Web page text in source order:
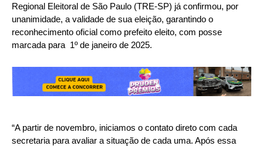
Regional Eleitoral de São Paulo (TRE-SP) já confirmou, por
unanimidade, a validade de sua eleição, garantindo o
reconhecimento oficial como prefeito eleito, com posse
marcada para 1º de janeiro de 2025.
“A partir de novembro, iniciamos o contato direto com cada
secretaria para avaliar a situação de cada uma. Após essa